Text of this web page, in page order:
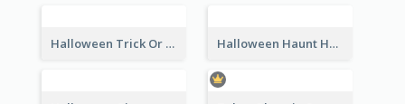
Halloween Trick Or Treat Instagram Post Halloween Haunt House Instagram Post